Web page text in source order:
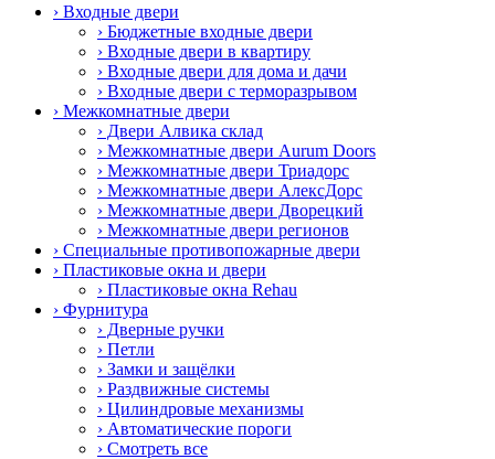
› Входные двери
› Бюджетные входные двери
› Входные двери в квартиру
› Входные двери для дома и дачи
› Входные двери с терморазрывом
› Межкомнатные двери
› Двери Алвика склад
› Межкомнатные двери Aurum Doors
› Межкомнатные двери Триадорс
› Межкомнатные двери АлексДорс
› Межкомнатные двери Дворецкий
› Межкомнатные двери регионов
› Специальные противопожарные двери
› Пластиковые окна и двери
› Пластиковые окна Rehau
› Фурнитура
› Дверные ручки
› Петли
› Замки и защёлки
› Раздвижные системы
› Цилиндровые механизмы
› Автоматические пороги
› Смотреть все